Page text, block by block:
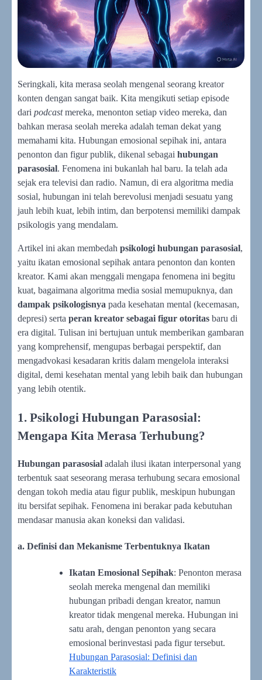
Seringkali, kita merasa seolah mengenal seorang kreator
konten dengan sangat baik. Kita mengikuti setiap episode
dari podcastmereka, menonton setiap video mereka, dan
bahkan merasa seolah mereka adalah teman dekat yang
memahami kita. Hubungan emosional sepihak ini, antara
penonton dan figur publik, dikenal sebagai hubungan
parasosial. Fenomena ini bukanlah hal baru. Ia telah ada
sejak era televisi dan radio. Namun, di era algoritma media
sosial, hubungan ini telah berevolusi menjadi sesuatu yang
jauh lebih kuat, lebih intim, dan berpotensi memiliki dampak
psikologis yang mendalam.
Artikel ini akan membedah psikologi hubungan parasosial,
yaitu ikatan emosional sepihak antara penonton dan konten
kreator. Kami akan menggali mengapa fenomena ini begitu
kuat, bagaimana algoritma media sosial memupuknya, dan
dampak psikologisnya pada kesehatan mental (kecemasan,
depresi) serta peran kreator sebagai figur otoritas baru di
era digital. Tulisan ini bertujuan untuk memberikan gambaran
yang komprehensif, mengupas berbagai perspektif, dan
mengadvokasi kesadaran kritis dalam mengelola interaksi
digital, demi kesehatan mental yang lebih baik dan hubungan
yang lebih otentik.
1. Psikologi Hubungan Parasosial:
Mengapa Kita Merasa Terhubung?
Hubungan parasosial adalah ilusi ikatan interpersonal yang
terbentuk saat seseorang merasa terhubung secara emosional
dengan tokoh media atau figur publik, meskipun hubungan
itu bersifat sepihak. Fenomena ini berakar pada kebutuhan
mendasar manusia akan koneksi dan validasi.
a. Definisi dan Mekanisme Terbentuknya Ikatan
Ikatan Emosional Sepihak: Penonton merasa
seolah mereka mengenal dan memiliki
hubungan pribadi dengan kreator, namun
kreator tidak mengenal mereka. Hubungan ini
satu arah, dengan penonton yang secara
emosional berinvestasi pada figur tersebut.
Hubungan Parasosial: Definisi dan
Karakteristik